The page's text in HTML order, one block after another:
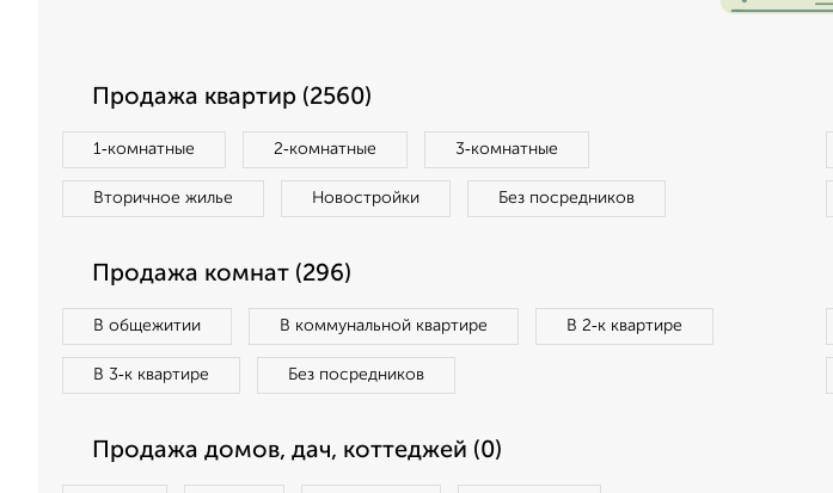
Продажа квартир (2560)
1‑комнатные 2‑комнатные 3‑комнатные
Вторичное жилье Новостройки Без посредников
Продажа комнат (296)
В общежитии В коммунальной квартире В 2‑к квартире
В 3‑к квартире Без посредников
Продажа домов, дач, коттеджей (0)